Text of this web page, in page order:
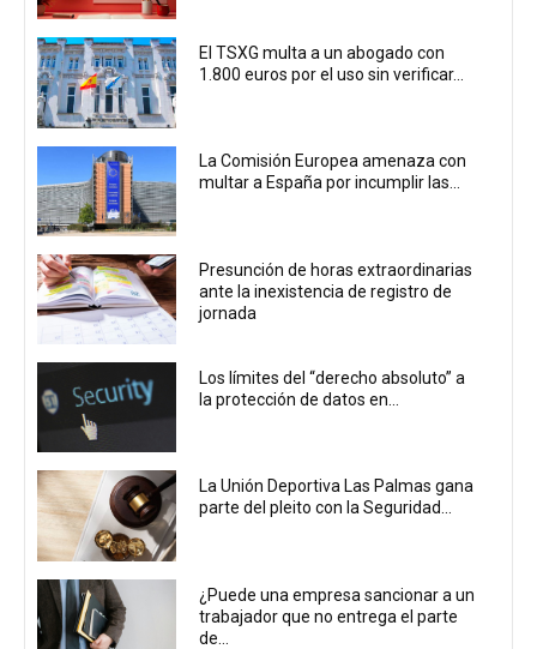
El TSXG multa a un abogado con
1.800 euros por el uso sin verificar...
La Comisión Europea amenaza con
multar a España por incumplir las...
Presunción de horas extraordinarias
ante la inexistencia de registro de
jornada
Los límites del “derecho absoluto” a
la protección de datos en...
La Unión Deportiva Las Palmas gana
parte del pleito con la Seguridad...
¿Puede una empresa sancionar a un
trabajador que no entrega el parte
de...